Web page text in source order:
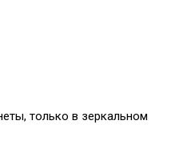
только в зеркальном